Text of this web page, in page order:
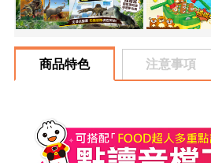
商品特色 注意事項